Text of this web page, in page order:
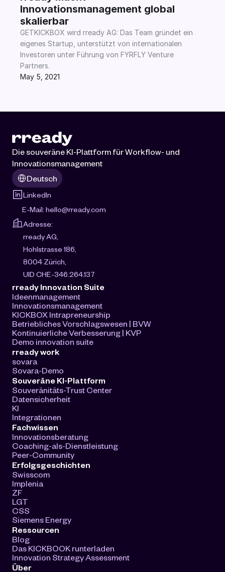
Innovationsmanagement global
skalierbar
GETKICKBOX wird rready AG: Das Team gründet ein
eigenes Startup, unterstützt von internationalen
Investoren unter Führung von FYRFLY Venture
Partners.
May 5, 2021
Die souveräne KI-Plattform für Workflow- und
Innovationsmanagement
Select Language
Deutsch
LinkedIn
E-Mail: hello@rready.com
Adresse:
rready AG,
Hohlstrasse 186,
8004 Zürich,
UID CHE-346.264.137
rready Innovation Suite
Ideenmanagement
Innovationsmanagement
KICKBOX Intrapreneurship
Betriebliches Vorschlagswesen | BVW
Kontinuierliche Verbesserung | KVP
Demo innovation suite
rready work
sovara
Sovara-Demo
Souveräne KI-Plattform
Souveränitäts-Trust Center
Datensicherheit
KI
Integrationen
Fachwissen
Innovationsberatung
Coaching-als-Dienstleistung
Peer-Community
Erfolgsgeschichten
Swisscom
Implenia
ZF
LGT
CSS
Siemens Energy
Ressourcen
Blog
Das KICKBOOK runterladen
Innovation Strategy Assessment
Über